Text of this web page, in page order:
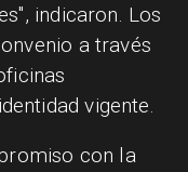
indicaron. Los
a través
vigente.
con la